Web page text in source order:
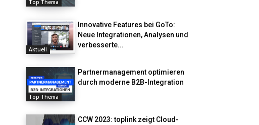
Top Thema
Aktuell
Innovative Features bei GoTo:
Neue Integrationen, Analysen und
verbesserte...
Top Thema
Partnermanagement optimieren
durch moderne B2B-Integration
CCW 2023: toplink zeigt Cloud-